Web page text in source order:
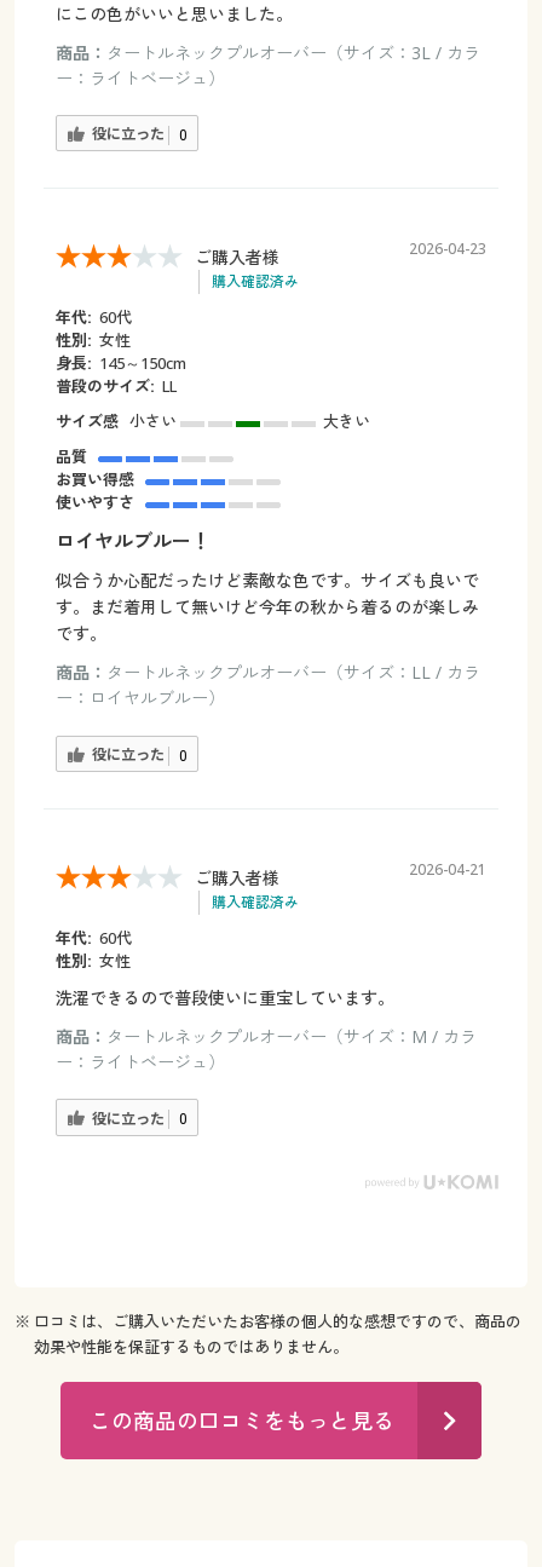
にこの色がいいと思いました。
商品： タートルネックプルオーバー（サイズ：3L / カラ
ー：ライトベージュ）
役に立った 0
ご購入者様
購入確認済み
2026-04-23
年代: 60代
性別: 女性
身長: 145～150cm
普段のサイズ: LL
サイズ感 小さい
大きい
品質
お買い得感
使いやすさ
ロイヤルブルー！
似合うか心配だったけど素敵な色です。サイズも良いで
す。まだ着用して無いけど今年の秋から着るのが楽しみ
です。
商品： タートルネックプルオーバー（サイズ：LL / カラ
ー：ロイヤルブルー）
役に立った 0
ご購入者様
購入確認済み
2026-04-21
年代: 60代
性別: 女性
洗濯できるので普段使いに重宝しています。
商品： タートルネックプルオーバー（サイズ：M / カラ
ー：ライトベージュ）
役に立った 0
※ 口コミは、ご購入いただいたお客様の個人的な感想ですので、商品の
効果や性能を保証するものではありません。
この商品の口コミをもっと見る